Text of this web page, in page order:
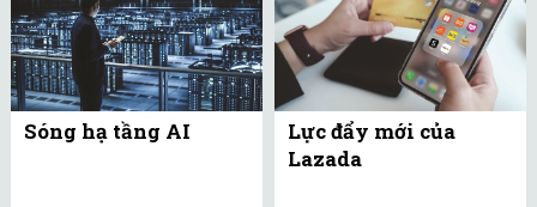
Sóng hạ tầng AI
Lực đẩy mới của
Lazada